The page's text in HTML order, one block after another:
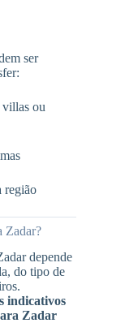
ser
villas ou
região
Zadar?
depende
do tipo de
indicativos
Zadar